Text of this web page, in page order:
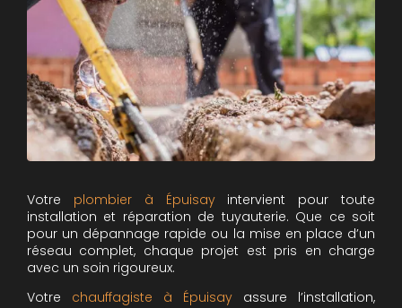
Votre plombier à Épuisayintervient pour toute
installation et réparation de tuyauterie. Que ce soit
pour un dépannage rapide ou la mise en place d’un
réseau complet, chaque projet est pris en charge
avec un soin rigoureux.
Votre chauffagiste à Épuisay assure l’installation,